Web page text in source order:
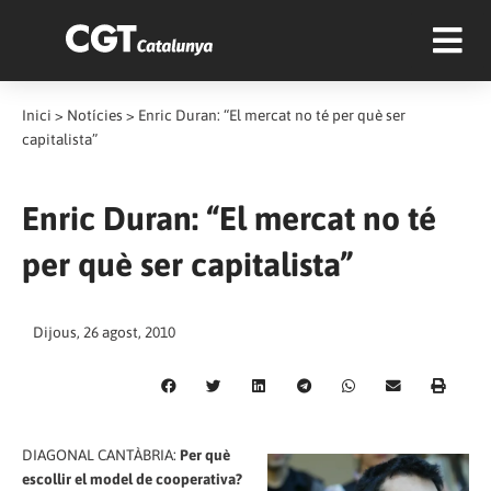
Inici > Notícies > Enric Duran: “El mercat no té per què ser
capitalista”
Enric Duran: “El mercat no té
per què ser capitalista”
Dijous, 26 agost, 2010
DIAGONAL CANTÀBRIA: Per què
escollir el model de cooperativa?